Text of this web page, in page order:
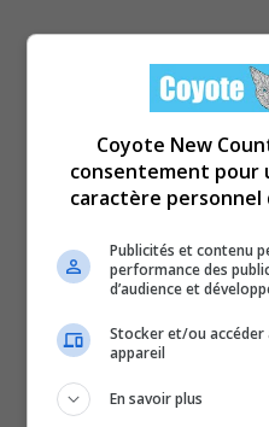
Coyote New
consentement pour
caractère personnel
Publicités et contenu
performance des
d’audience et
Stocker et/ou
appareil
En savoir plus